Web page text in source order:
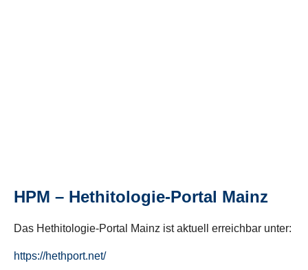
HPM – Hethitologie-Portal Mainz
Das Hethitologie-Portal Mainz ist aktuell erreichbar unter:
https://hethport.net/